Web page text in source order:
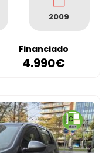
2009
Financiado
4.990€